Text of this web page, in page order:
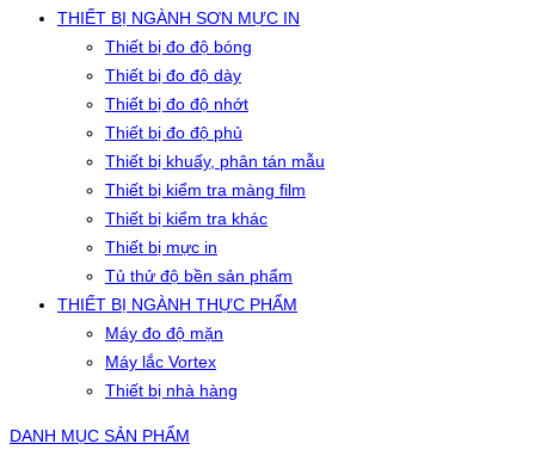
THIẾT BỊ NGÀNH SƠN MỰC IN
Thiết bị đo độ bóng
Thiết bị đo độ dày
Thiết bị đo độ nhớt
Thiết bị đo độ phủ
Thiết bị khuấy, phân tán mẫu
Thiết bị kiểm tra màng film
Thiết bị kiểm tra khác
Thiết bị mực in
Tủ thử độ bền sản phẩm
THIẾT BỊ NGÀNH THỰC PHẨM
Máy đo độ mặn
Máy lắc Vortex
Thiết bị nhà hàng
DANH MỤC SẢN PHẨM